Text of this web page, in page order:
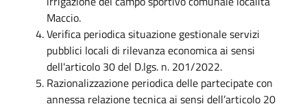
Maccio.
Verifica periodica situazione gestionale servizi
pubblici locali di rilevanza economica ai sensi
dell'articolo 30 del D.lgs. n. 201/2022.
Razionalizzazione periodica delle partecipate con
annessa relazione tecnica ai sensi dell’articolo 20